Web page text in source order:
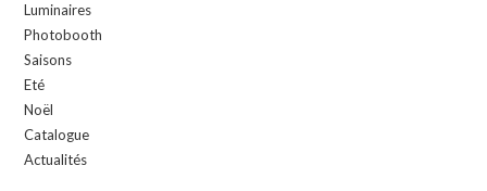
Luminaires
Photobooth
Saisons
Eté
Noël
Catalogue
Actualités